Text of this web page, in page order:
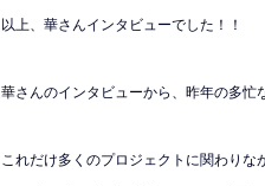
以上、華さんインタビューでした！！
華さんのインタビューから、昨年の多忙
これだけ多くのプロジェクトに関わり